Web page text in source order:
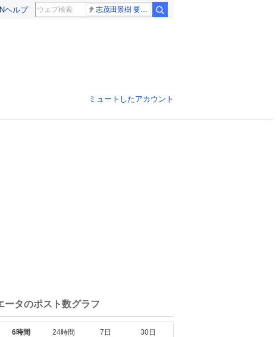
ヘルプ 志茂田景樹 要介護5
ミュートしたアカウント
ータのポスト数グラフ
6時間 24時間 7日 30日